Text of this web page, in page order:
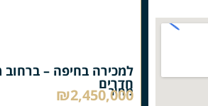
חדרים
מחיר
₪2,450,000